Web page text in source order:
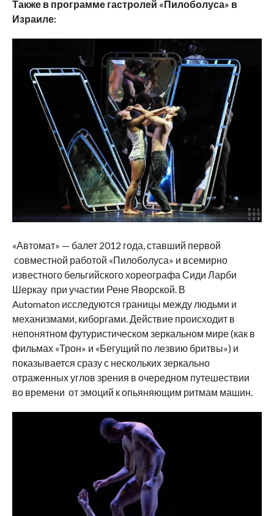
Также в программе гастролей «Пилоболуса» в
Израиле:
«Автомат» — балет 2012 года, ставший первой
совместной работой «Пилоболуса» и всемирно
известного бельгийского хореографа Сиди Ларби
Шеркау при участии Рене Яворской. В
Automatonисследуются границы между людьми и
механизмами, киборгами. Действие происходит в
непонятном футуристическом зеркальном мире (как в
фильмах «Трон» и «Бегущий по лезвию бритвы») и
показывается сразу с нескольких зеркально
отраженных углов зрения в очередном путешествии
во времени от эмоций к опьяняющим ритмам машин.